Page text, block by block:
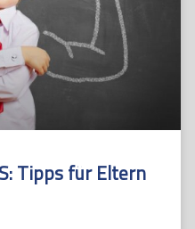
Tipps für Eltern